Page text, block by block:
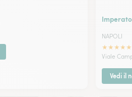
NAPOLI
★★★★★
Viale
Vedi il